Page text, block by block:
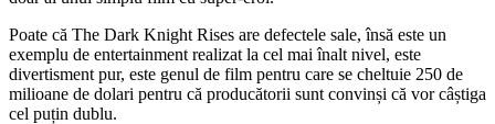
Poate că The Dark Knight Rises are defectele sale, însă este un
exemplu de entertainment realizat la cel mai înalt nivel, este
divertisment pur, este genul de film pentru care se cheltuie 250 de
milioane de dolari pentru că producătorii sunt convinși că vor câștiga
cel puțin dublu.